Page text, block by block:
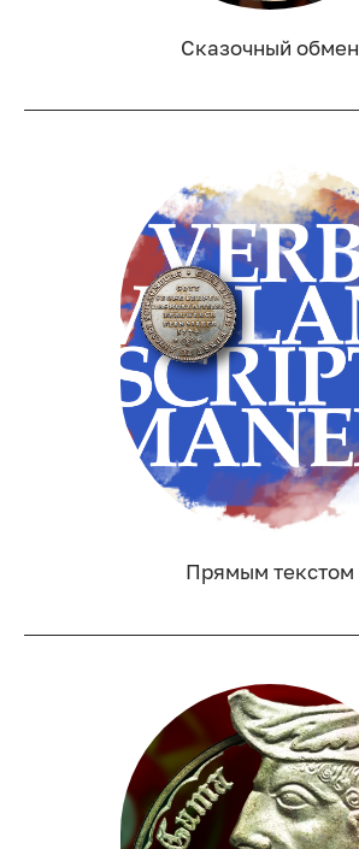
Сказочный обмен
Прямым текстом